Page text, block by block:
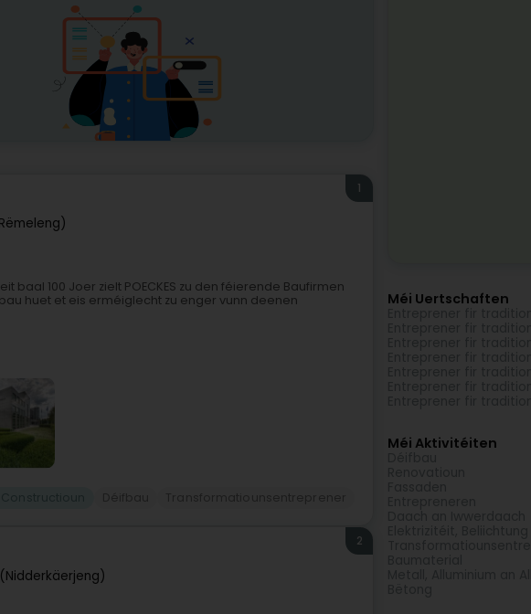
1
baal 100 Joer zielt POECKES zu den féierende Baufirmen
huet et eis erméiglecht zu enger vunn deenen
2
Méi Uertschaften
Méi Aktivitéiten